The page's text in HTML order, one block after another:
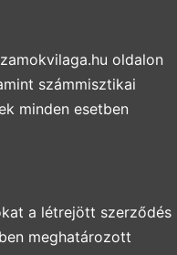
oldalon
számmisztikai
minden esetben
a létrejött szerződés
meghatározott